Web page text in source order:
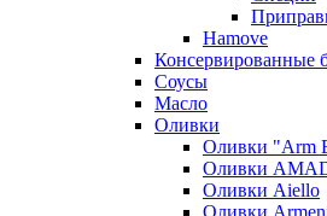
Hamove
Консервированные
Соусы
Масло
Оливки
Оливки "Arm
Оливки
Оливки Aiello
Оливки